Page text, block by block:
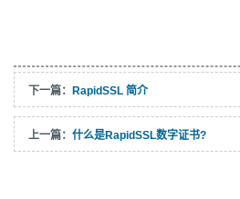
下一篇： RapidSSL 简介
上一篇： 什么是RapidSSL数字证书?